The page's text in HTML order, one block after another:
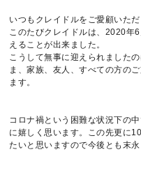
いつもクレイドルをご愛顧いた
このたびクレイドルは、2020年
えることが出来ました。
こうして無事に迎えられました
ま、家族、友人、すべての方の
ます。
コロナ禍という困難な状況下の
に嬉しく思います。この先更に
たいと思いますので今後とも末
[CLOSE]毎週
〒514-0824